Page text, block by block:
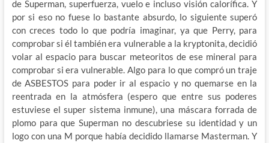
de Superman, superfuerza, vuelo e incluso visión calorífica. Y
por si eso no fuese lo bastante absurdo, lo siguiente superó
con creces todo lo que podría imaginar, ya que Perry, para
comprobar si él también era vulnerable a la kryptonita, decidió
volar al espacio para buscar meteoritos de ese mineral para
comprobar si era vulnerable. Algo para lo que compró un traje
de ASBESTOS para poder ir al espacio y no quemarse en la
reentrada en la atmósfera (espero que entre sus poderes
estuviese el super sistema inmune), una máscara forrada de
plomo para que Superman no descubriese su identidad y un
logo con una M porque había decidido llamarse Masterman. Y